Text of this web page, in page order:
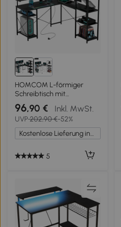
HOMCOM L-förmiger
Schreibtisch mit
Ladestation, Eck-
Computertisch mit
Monitorständer und
Regalen, für Homeoffice,
Büro, Schwarz
96,90 € Inkl. MwSt.
UVP202,90 €-52%
Kostenlose Lieferung innerhalb Deutschlands
5